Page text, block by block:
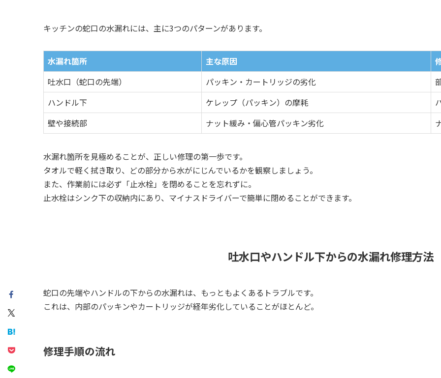
キッチンの蛇口の水漏れには、主に3つのパターンがあります。
水漏れ箇所 主な原因
吐水口（蛇口の先端）
パッキン・カートリッジの劣化
ハンドル下
ケレップ（パッキン）の摩耗
壁や接続部
ナット緩み・偏心管パッキン劣化
水漏れ箇所を見極めることが、正しい修理の第一歩です。
タオルで軽く拭き取り、どの部分から水がにじんでいるかを観察しましょう。
また、作業前には必ず「止水栓」を閉めることを忘れずに。
止水栓はシンク下の収納内にあり、マイナスドライバーで簡単に閉めることができます。
吐水口やハンドル下からの水漏れ修理方法
蛇口の先端やハンドルの下からの水漏れは、もっともよくあるトラブルです。
これは、内部のパッキンやカートリッジが経年劣化していることがほとんど。
修理手順の流れ